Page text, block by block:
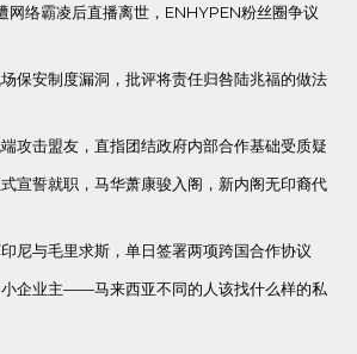
网络霸凌后直播离世，ENHYPEN粉丝圈争议
保安制度漏洞，批评将责任归咎陆兆福的做法
攻击盟友，直指团结政府内部合作基础受质疑
宣誓就职，马华萧康骏入阁，新内阁无印裔代
尼与毛里求斯，单日签署两项跨国合作协议
企业主——马来西亚不同的人该找什么样的私